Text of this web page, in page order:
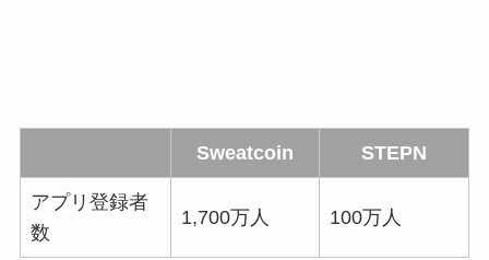
Sweatcoin STEPN
アプリ登録者
数
1,700万人 100万人